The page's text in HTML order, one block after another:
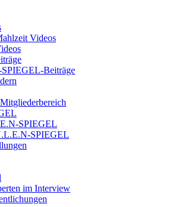
Videos
Beiträge
SPIEGEL
SPIEGEL
im Interview